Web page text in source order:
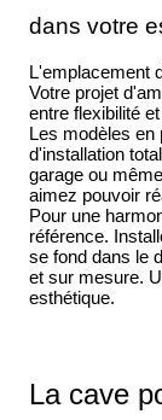
dans votre
L'emplacement
Votre projet
entre flexibilité
Les modèles en
d'installation
garage ou
aimez pouvoir
Pour une
référence.
se fond dans le
et sur mesure.
esthétique.
La cave